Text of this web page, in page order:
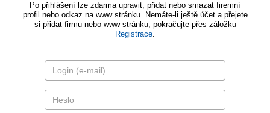
Po přihlášení lze zdarma upravit, přidat nebo smazat firemní
profil nebo odkaz na www stránku. Nemáte-li ještě účet a přejete
si přidat firmu nebo www stránku, pokračujte přes záložku
Registrace.